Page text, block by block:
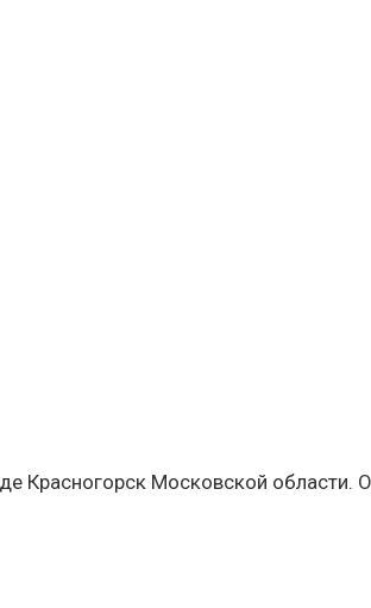
Красногорск Московской области.